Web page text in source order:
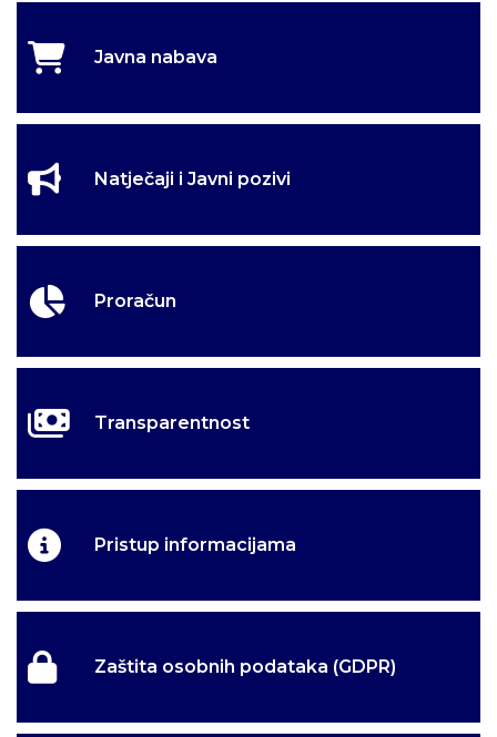
Javna nabava
Natječaji i Javni pozivi
Proračun
Transparentnost
Pristup informacijama
Zaštita osobnih podataka (GDPR)